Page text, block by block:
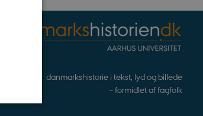
danmarkshistorie i tekst, lyd og billede
– formidlet af fagfolk